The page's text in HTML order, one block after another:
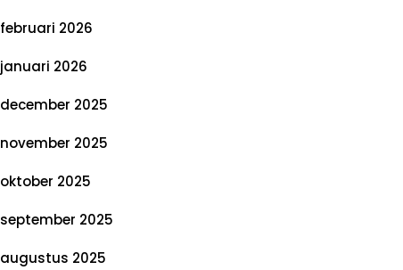
februari 2026
januari 2026
december 2025
november 2025
oktober 2025
september 2025
augustus 2025